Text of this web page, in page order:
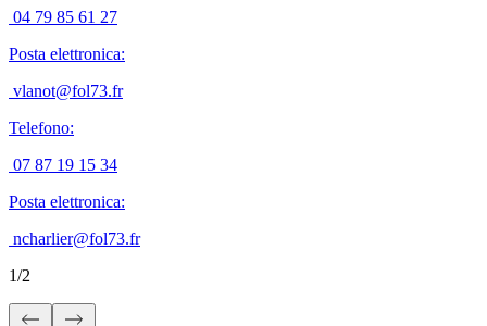
04 79 85 61 27
Posta elettronica:
vlanot@fol73.fr
Telefono:
07 87 19 15 34
Posta elettronica:
ncharlier@fol73.fr
1/2